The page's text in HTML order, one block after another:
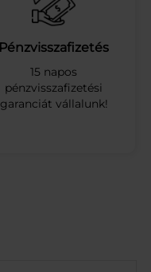
Pénzvisszafizetés
15 napos
pénzvisszafizetési
garanciát vállalunk!